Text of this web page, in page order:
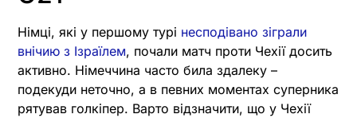
Німці, які у першому турі несподівано зіграли
внічию з Ізраїлем, почали матч проти Чехії досить
активно. Німеччина часто била здалеку –
подекуди неточно, а в певних моментах суперника
рятував голкіпер. Варто відзначити, що у Чехії